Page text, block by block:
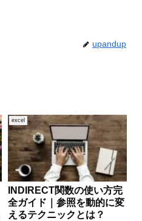
upandup
excel
INDIRECT関数の使い方完
全ガイド｜参照を動的に変
えるテクニックとは？